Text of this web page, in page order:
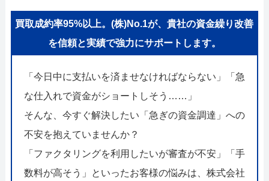
買取成約率95%以上。(株)No.1が、貴社の資金繰り改善
を信頼と実績で強力にサポートします。
「今日中に支払いを済ませなければならない」「急
な仕入れで資金がショートしそう……」
そんな、今すぐ解決したい「急ぎの資金調達」への
不安を抱えていませんか？
「ファクタリングを利用したいが審査が不安」「手
数料が高そう」といったお客様の悩みは、株式会社